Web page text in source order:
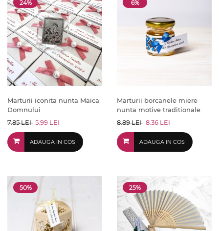
24%
Marturii iconita nunta Maica
Domnului
7.85 LEI 5.99 LEI
ADAUGA IN COS
6%
Marturii borcanele miere
nunta motive traditionale
8.89 LEI 8.36 LEI
ADAUGA IN COS
50% 25%